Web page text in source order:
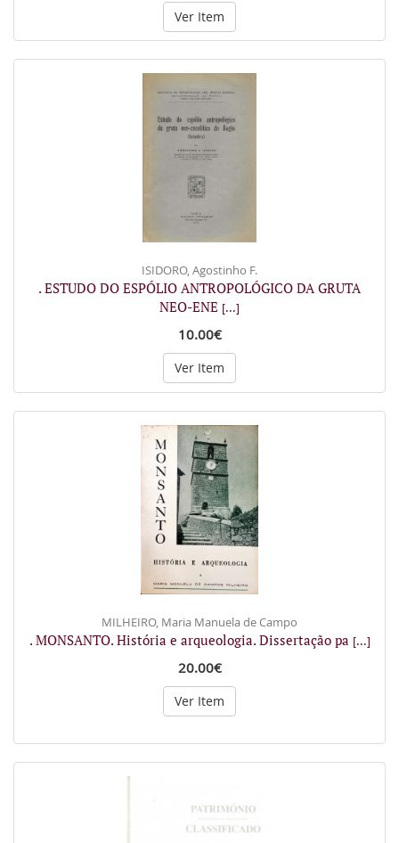
Ver Item
ISIDORO, Agostinho F.
. ESTUDO DO ESPÓLIO ANTROPOLÓGICO DA GRUTA
NEO-ENE [...]
10.00€
Ver Item
MILHEIRO, Maria Manuela de Campo
. MONSANTO. História e arqueologia. Dissertação pa [...]
20.00€
Ver Item